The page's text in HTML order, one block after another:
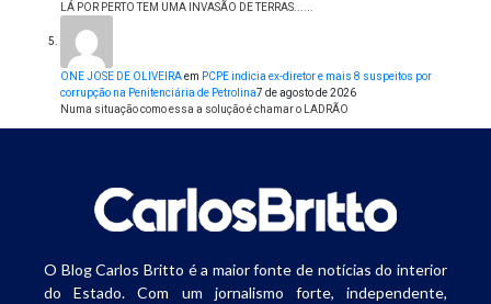
LÁ POR PERTO TEM UMA INVASÃO DE TERRAS......
ONE JOSE DE OLIVEIRAem PCPE indicia ex-diretor e mais 8 suspeitos por
corrupção na Penitenciária de Petrolina7 de agosto de 2026
Numa situação como essa a solução é chamar o LADRÃO
O Blog Carlos Britto é a maior fonte de notícias do interior
do Estado. Com um jornalismo forte, independente,